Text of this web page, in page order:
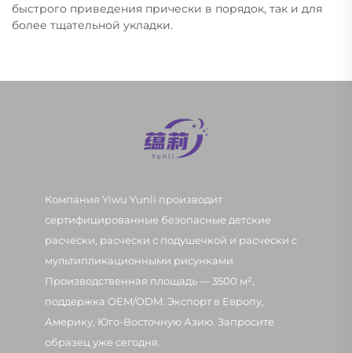
быстрого приведения прически в порядок, так и для
более тщательной укладки.
Компания Yiwu Yunli производит
сертифицированные безопасные детские
расчески, расчески с подушечкой и расчески с
мультипликационными рисунками.
Производственная площадь — 3500 м²,
поддержка OEM/ODM. Экспорт в Европу,
Америку, Юго-Восточную Азию. Запросите
образец уже сегодня.